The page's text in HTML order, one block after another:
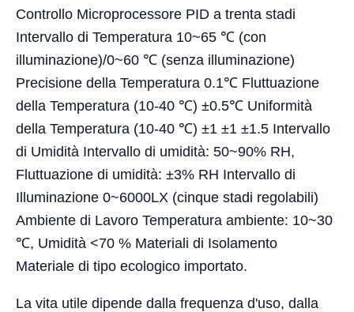
Controllo Microprocessore PID a trenta stadi
Intervallo di Temperatura 10~65 ℃ (con
illuminazione)/0~60 ℃ (senza illuminazione)
Precisione della Temperatura 0.1℃ Fluttuazione
della Temperatura (10-40 ℃) ±0.5℃ Uniformità
della Temperatura (10-40 ℃) ±1 ±1 ±1.5 Intervallo
di Umidità Intervallo di umidità: 50~90% RH,
Fluttuazione di umidità: ±3% RH Intervallo di
Illuminazione 0~6000LX (cinque stadi regolabili)
Ambiente di Lavoro Temperatura ambiente: 10~30
℃, Umidità <70 % Materiali di Isolamento
Materiale di tipo ecologico importato.
La vita utile dipende dalla frequenza d'uso, dalla